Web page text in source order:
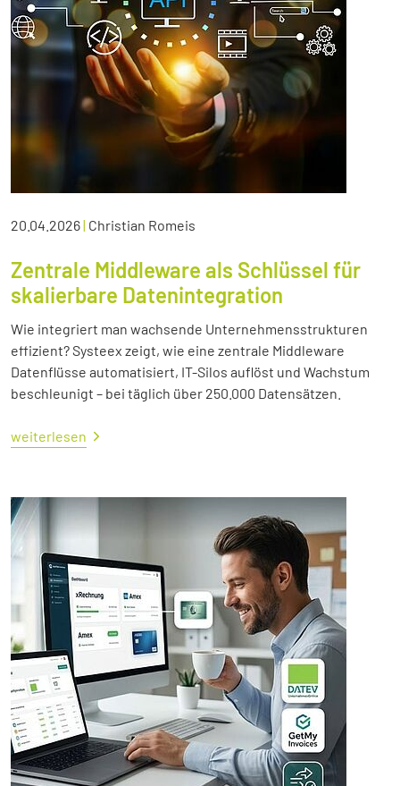
20.04.2026| Christian Romeis
Zentrale Middleware als Schlüssel für
skalierbare Datenintegration
Wie integriert man wachsende Unternehmensstrukturen
effizient? Systeex zeigt, wie eine zentrale Middleware
Datenflüsse automatisiert, IT-Silos auflöst und Wachstum
beschleunigt – bei täglich über 250.000 Datensätzen.
weiterlesen